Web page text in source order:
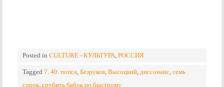
Posted in CULTURE - КУЛЬТУРА, РОССИЯ
Tagged 7. 40. попса, Безруков, Высоцкий, диссонанс, семь
сорок, срубить бабок по быстрому